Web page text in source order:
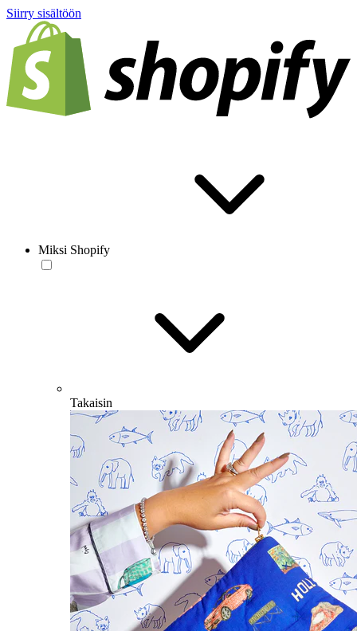
Siirry sisältöön
Miksi Shopify
Takaisin